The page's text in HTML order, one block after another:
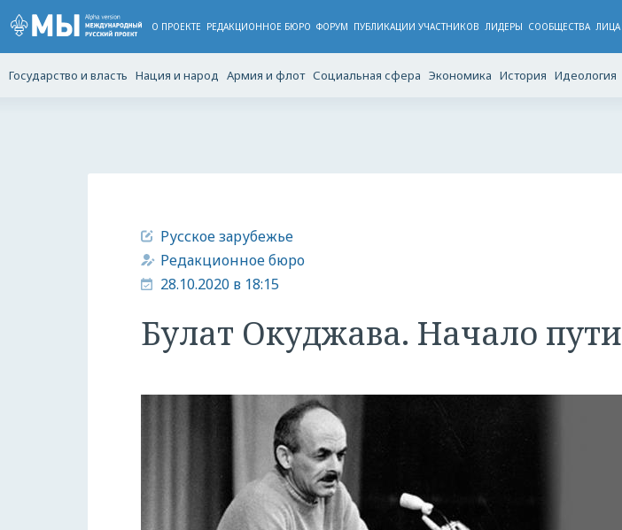
О ПРОЕКТЕ РЕДАКЦИОННОЕ БЮРО ФОРУМ ПУБЛИКАЦИИ УЧАСТНИКОВ ЛИДЕРЫ CООБЩЕСТВА ЛИЦА
Государство и власть Нация и народ Армия и флот Социальная сфера Экономика История Идеология
Русское зарубежье
Редакционное бюро
28.10.2020 в 18:15
Булат Окуджава. Начало пути